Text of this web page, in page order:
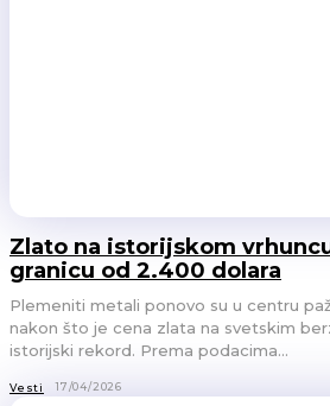
Zlato na istorijskom
granicu od 2.400 dolara
Plemeniti metali ponovo su u centru
nakon što je cena zlata na svetskim
istorijski rekord. Prema podacima...
Vesti 17/04/2026